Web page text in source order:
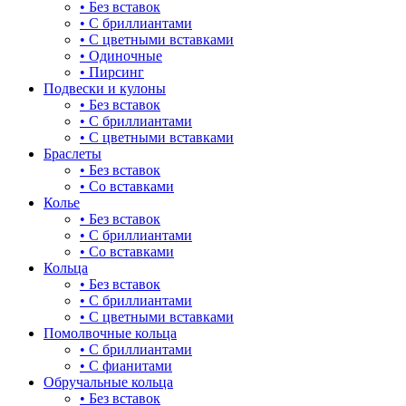
НИКА
• Без вставок
• С бриллиантами
• С цветными вставками
• Одиночные
• Пирсинг
Подвески и кулоны
• Без вставок
• С бриллиантами
• С цветными вставками
Браслеты
• Без вставок
• Со вставками
Колье
• Без вставок
• С бриллиантами
• Со вставками
Кольца
• Без вставок
• С бриллиантами
• С цветными вставками
Помолвочные кольца
• С бриллиантами
• С фианитами
Обручальные кольца
• Без вставок